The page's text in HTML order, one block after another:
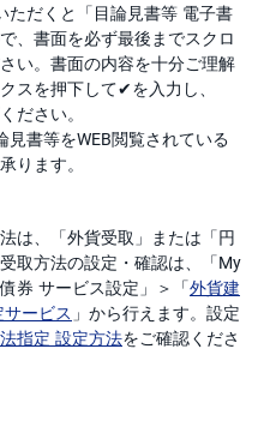
ただくと「目論見書等 電子書
、書面を必ず最後までスクロ
い。書面の内容を十分ご理解
スを押下して✔を入力し、
ださい。
見書等をWEB閲覧されている
ります。
は、「外貨受取」または「円
取方法の設定・確認は、「My
券 サービス設定」＞「外貨建
ービス 」から行えます。設定
指定 設定方法をご確認くださ